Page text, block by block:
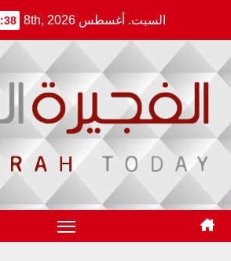
content
السبت. أغسطس 8th, 2026 PM